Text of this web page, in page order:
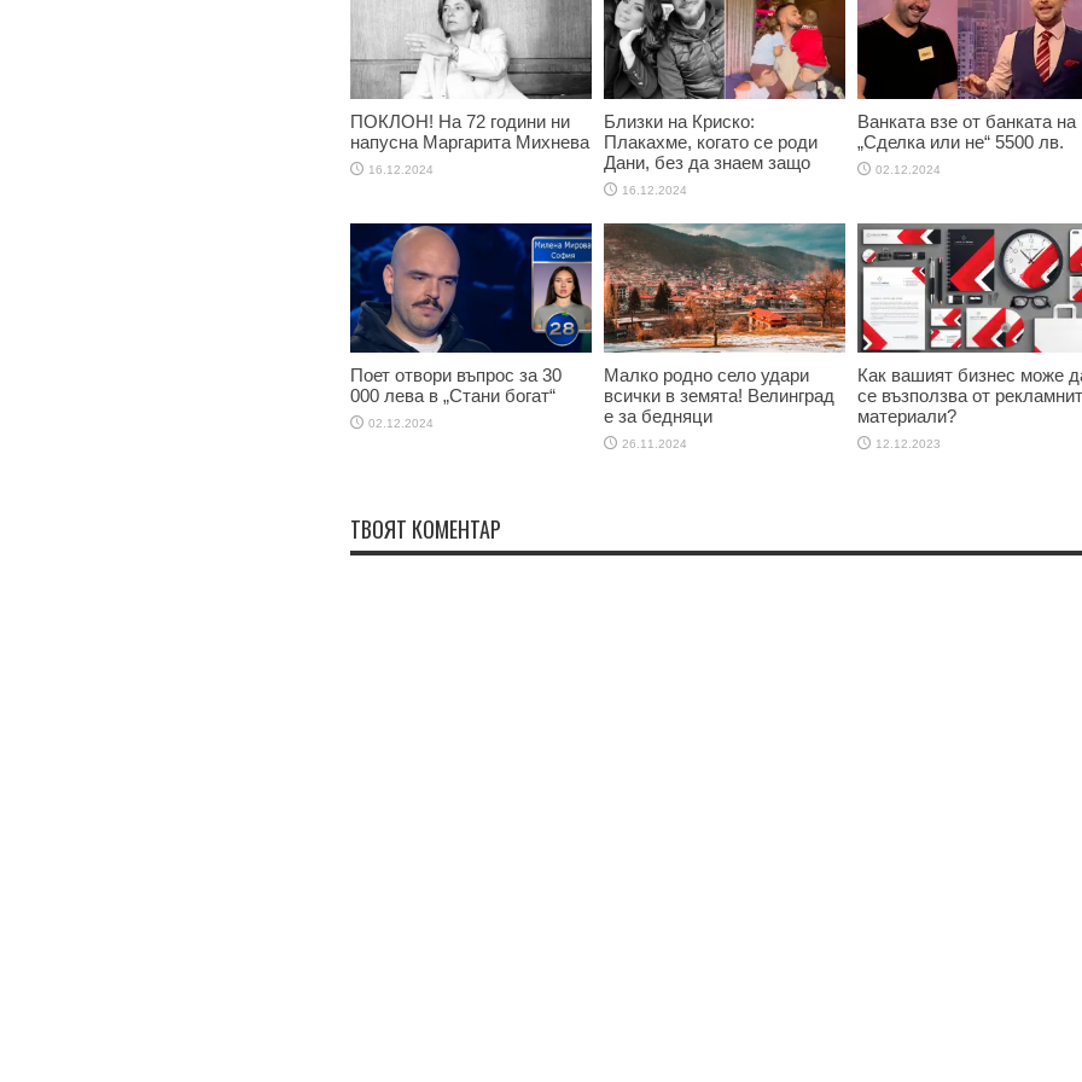
ПОКЛОН! На 72 години ни
напусна Маргарита Михнева
16.12.2024
Близки на Криско:
Плакахме, когато се роди
Дани, без да знаем защо
16.12.2024
Ванката взе от банката на
„Сделка или не“ 5500 лв.
02.12.2024
Поет отвори въпрос за 30
000 лева в „Стани богат“
02.12.2024
Малко родно село удари
всички в земята! Велинград
е за бедняци
26.11.2024
Как вашият бизнес може
се възползва от
материали?
12.12.2023
ТВОЯТ КОМЕНТАР